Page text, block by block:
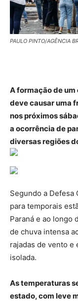
PAULO PINTO/AGÊNCIA
A formação de
deve causar uma
nos próximos
a ocorrência de
diversas regiões
Segundo a Defesa
para temporais
Paraná e ao longo
de chuva intensa
rajadas de vento e
isolada.
As temperaturas
estado, com leve